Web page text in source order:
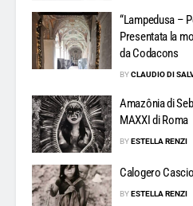
“Lampedusa –
Presentata la
da Codacons
BYCLAUDIO DI
Amazônia di
MAXXI di Roma
BYESTELLA RENZI
Calogero
BYESTELLA RENZI